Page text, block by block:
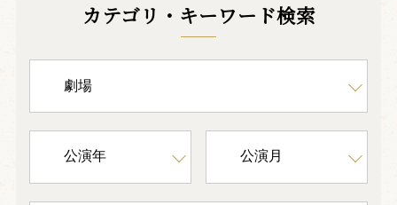
カテゴリ・キーワード検索